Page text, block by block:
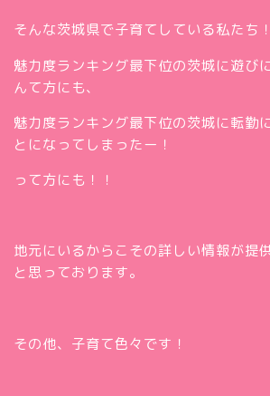
そんな茨城県で子育てしている私たち！
魅力度ランキング最下位の茨城に遊び
んて方にも、
魅力度ランキング最下位の茨城に転勤
とになってしまったー！
って方にも！！
地元にいるからこその詳しい情報が提
と思っております。
その他、子育て色々です！